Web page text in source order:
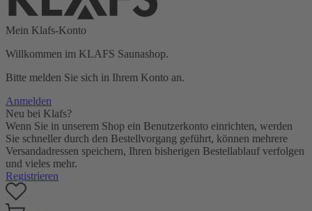
Mein Klafs-Konto
Willkommen im KLAFS Saunashop.
Bitte melden Sie sich in Ihrem Konto an.
Anmelden
Neu bei Klafs?
Wenn Sie in unserem Shop ein Benutzerkonto einrichten, werden
Sie schneller durch den Bestellvorgang geführt, können mehrere
Versandadressen speichern, Ihren bisherigen Bestellablauf verfolgen
und vieles mehr.
Registrieren